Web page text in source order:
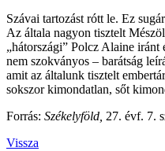
Szávai tartozást rótt le. Ez
Az általa nagyon tisztelt
„hátországi” Polcz Alaine
nem szokványos – barátság
amit az általunk tisztelt
sokszor kimondatlan, sőt
Forrás: Székelyföld, 27. évf. 7.
Vissza